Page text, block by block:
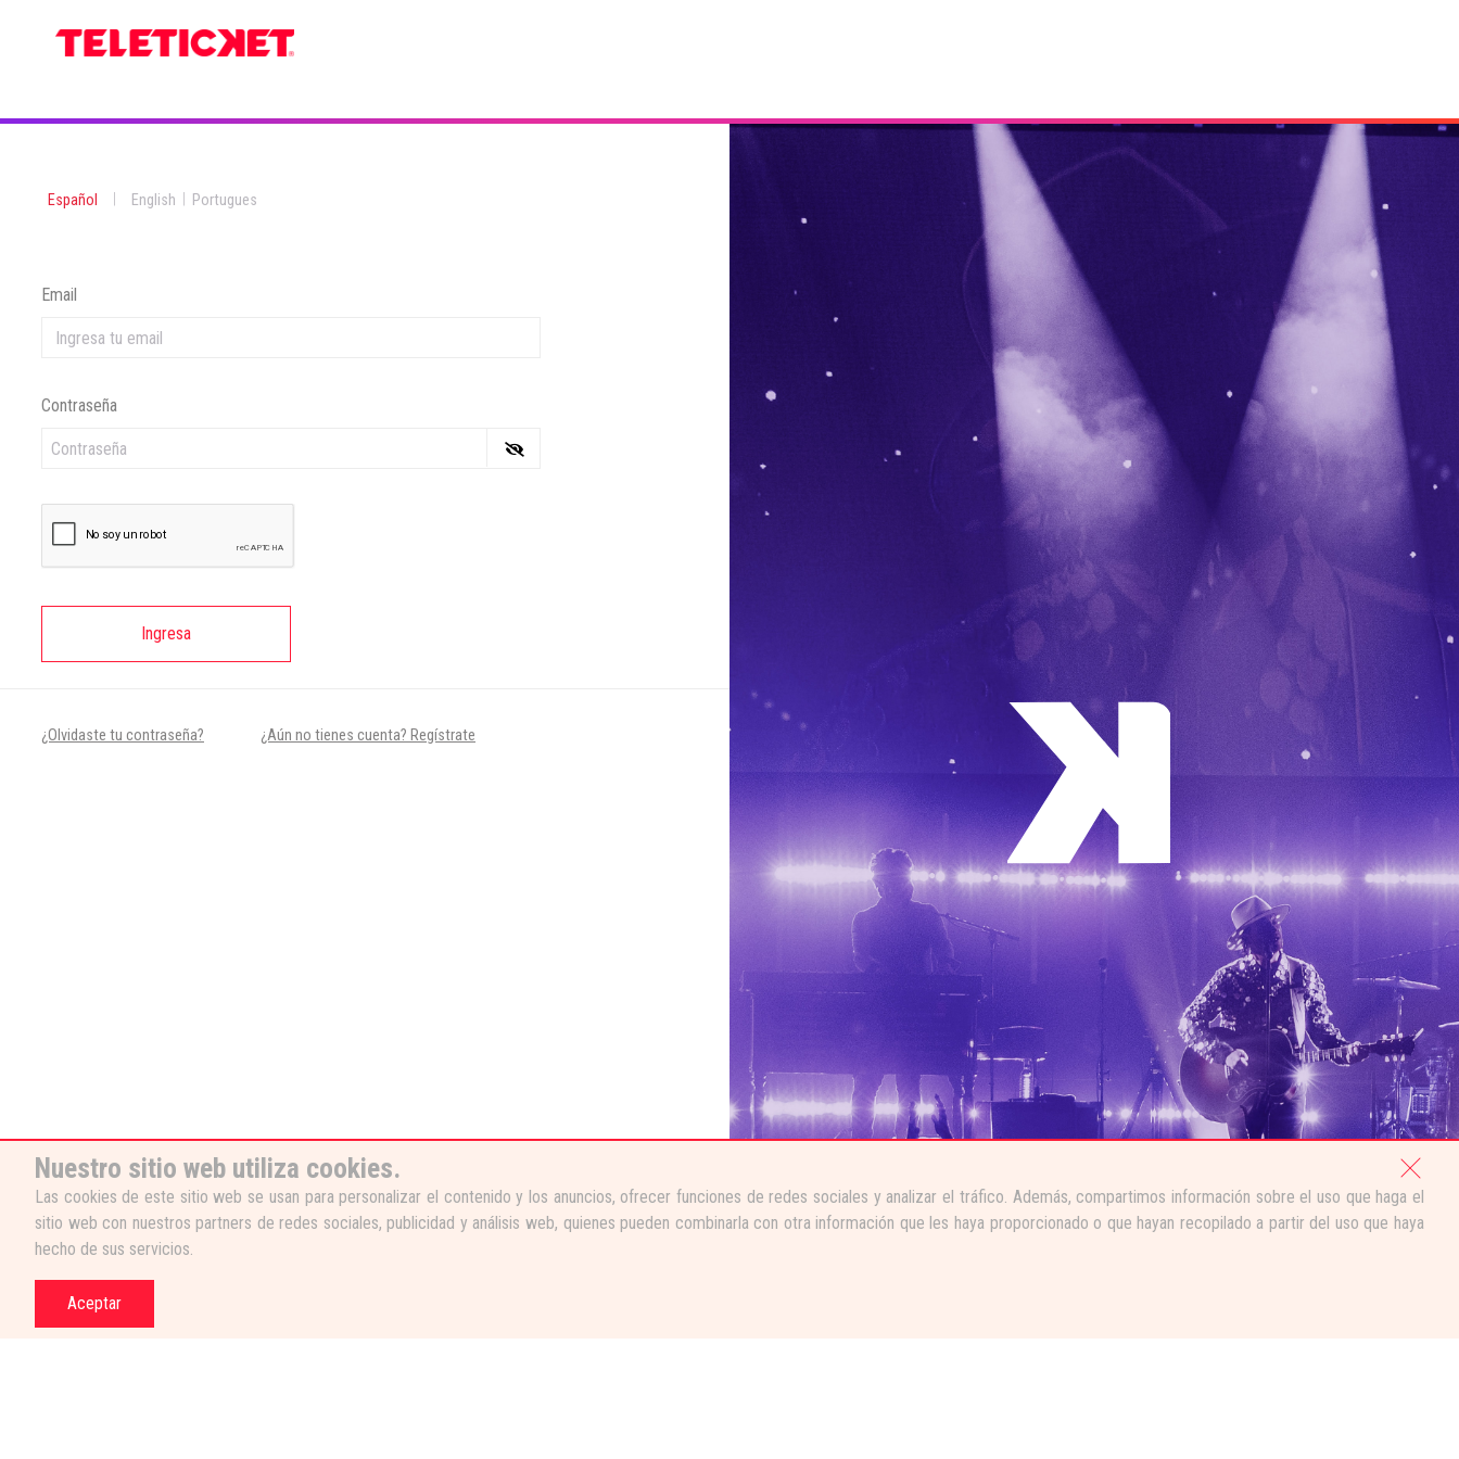
Español English Portugues
Email
Contraseña
Ingresa
¿Olvidaste tu contraseña? ¿Aún no tienes cuenta? Regístrate
Nuestro sitio web utiliza cookies.
Las cookies de este sitio web se usan para personalizar el contenido y los anuncios, ofrecer funciones de redes sociales y analizar el tráfico. Además, compartimos información sobre el uso que haga el
sitio web con nuestros partners de redes sociales, publicidad y análisis web, quienes pueden combinarla con otra información que les haya proporcionado o que hayan recopilado a partir del uso que haya
hecho de sus servicios.
Aceptar